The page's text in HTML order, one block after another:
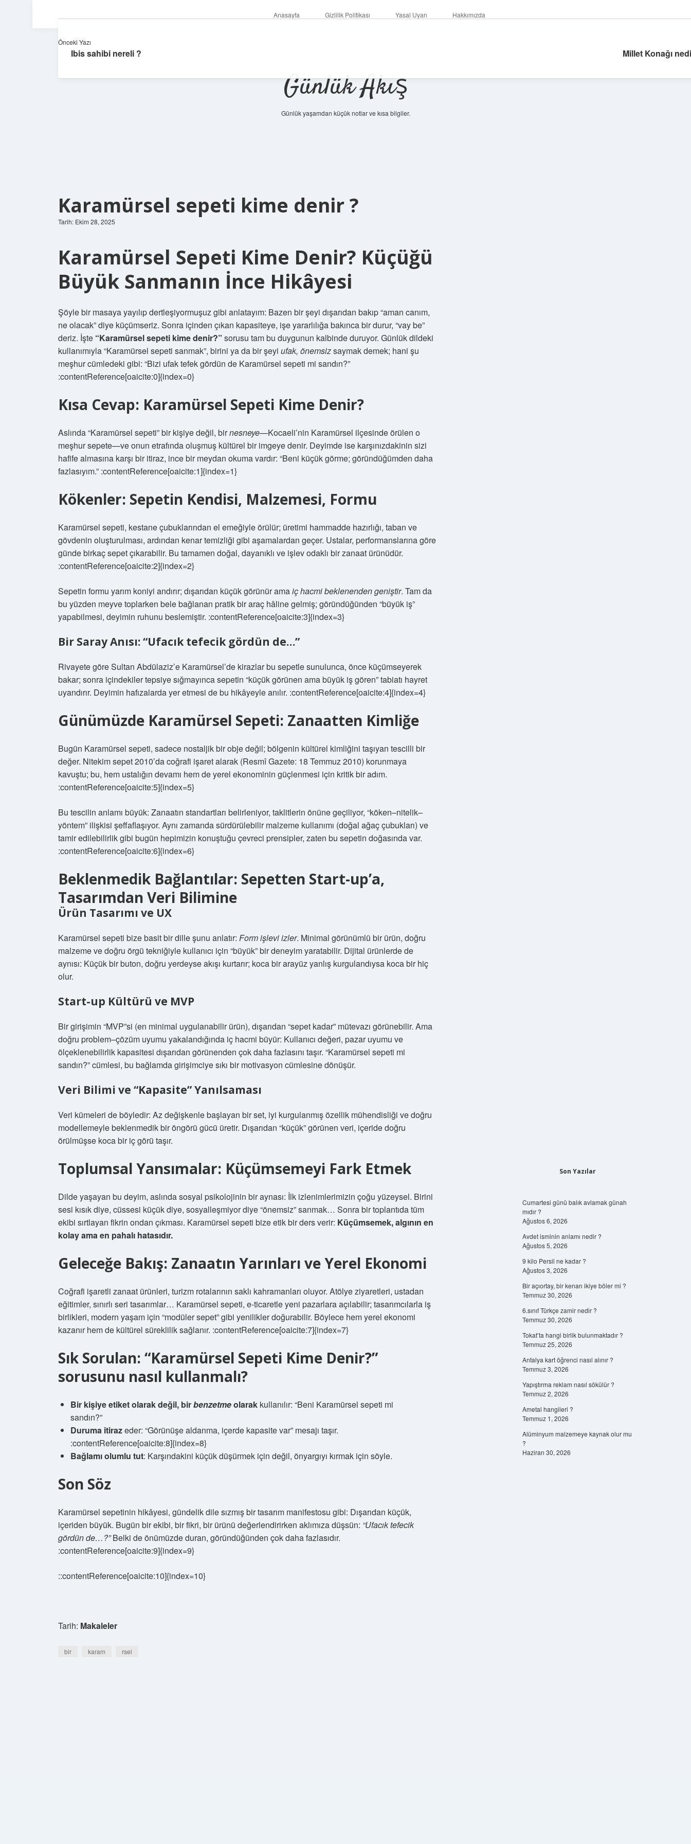
Anasayfa Gizlilik Politikası Yasal Uyarı Hakkımızda
Günlük Akış
Günlük yaşamdan küçük notlar ve kısa bilgiler.
Karamürsel sepeti kime denir ?
Tarih: Ekim 28, 2025
Karamürsel Sepeti Kime Denir? Küçüğü
Büyük Sanmanın İnce Hikâyesi
Şöyle bir masaya yayılıp dertleşiyormuşuz gibi anlatayım: Bazen bir şeyi dışarıdan bakıp “aman canım,
ne olacak” diye küçümseriz. Sonra içinden çıkan kapasiteye, işe yararlılığa bakınca bir durur, “vay be”
deriz. İşte “Karamürsel sepeti kime denir?” sorusu tam bu duygunun kalbinde duruyor. Günlük dildeki
kullanımıyla “Karamürsel sepeti sanmak”, birini ya da bir şeyi ufak, önemsizsaymak demek; hani şu
meşhur cümledeki gibi: “Bizi ufak tefek gördün de Karamürsel sepeti mi sandın?”
:contentReference[oaicite:0]{index=0}
Kısa Cevap: Karamürsel Sepeti Kime Denir?
Aslında “Karamürsel sepeti” bir kişiye değil, birnesneye—Kocaeli’nin Karamürsel ilçesinde örülen o
meşhur sepete—ve onun etrafında oluşmuş kültürel bir imgeye denir. Deyimde ise karşınızdakinin sizi
hafife almasına karşı bir itiraz, ince bir meydan okuma vardır: “Beni küçük görme; göründüğümden daha
fazlasıyım.” :contentReference[oaicite:1]{index=1}
Kökenler: Sepetin Kendisi, Malzemesi, Formu
Karamürsel sepeti, kestane çubuklarından el emeğiyle örülür; üretimi hammadde hazırlığı, taban ve
gövdenin oluşturulması, ardından kenar temizliği gibi aşamalardan geçer. Ustalar, performanslarına göre
günde birkaç sepet çıkarabilir. Bu tamamen doğal, dayanıklı ve işlev odaklı bir zanaat ürünüdür.
:contentReference[oaicite:2]{index=2}
Sepetin formu yarım koniyi andırır; dışarıdan küçük görünür amaiç hacmi beklenenden geniştir. Tam da
bu yüzden meyve toplarken bele bağlanan pratik bir araç hâline gelmiş; göründüğünden “büyük iş”
yapabilmesi, deyimin ruhunu beslemiştir. :contentReference[oaicite:3]{index=3}
Bir Saray Anısı: “Ufacık tefecik gördün de…”
Rivayete göre Sultan Abdülaziz’e Karamürsel’de kirazlar bu sepetle sunulunca, önce küçümseyerek
bakar; sonra içindekiler tepsiye sığmayınca sepetin “küçük görünen ama büyük iş gören” tabiatı hayret
uyandırır. Deyimin hafızalarda yer etmesi de bu hikâyeyle anılır. :contentReference[oaicite:4]{index=4}
Günümüzde Karamürsel Sepeti: Zanaatten Kimliğe
Bugün Karamürsel sepeti, sadece nostaljik bir obje değil; bölgenin kültürel kimliğini taşıyan tescilli bir
değer. Nitekim sepet 2010’da coğrafi işaret alarak (Resmî Gazete: 18 Temmuz 2010) korunmaya
kavuştu; bu, hem ustalığın devamı hem de yerel ekonominin güçlenmesi için kritik bir adım.
:contentReference[oaicite:5]{index=5}
Bu tescilin anlamı büyük: Zanaatın standartları belirleniyor, taklitlerin önüne geçiliyor, “köken–nitelik–
yöntem” ilişkisi şeffaflaşıyor. Aynı zamanda sürdürülebilir malzeme kullanımı (doğal ağaç çubukları) ve
tamir edilebilirlik gibi bugün hepimizin konuştuğu çevreci prensipler, zaten bu sepetin doğasında var.
:contentReference[oaicite:6]{index=6}
Beklenmedik Bağlantılar: Sepetten Start-up’a,
Tasarımdan Veri Bilimine
Ürün Tasarımı ve UX
Karamürsel sepeti bize basit bir dille şunu anlatır: Form işlevi izler. Minimal görünümlü bir ürün, doğru
malzeme ve doğru örgü tekniğiyle kullanıcı için “büyük” bir deneyim yaratabilir. Dijital ürünlerde de
aynısı: Küçük bir buton, doğru yerdeyse akışı kurtarır; koca bir arayüz yanlış kurgulandıysa koca bir hiç
olur.
Start-up Kültürü ve MVP
Bir girişimin “MVP”si (en minimal uygulanabilir ürün), dışarıdan “sepet kadar” mütevazı görünebilir. Ama
doğru problem–çözüm uyumu yakalandığında iç hacmi büyür: Kullanıcı değeri, pazar uyumu ve
ölçeklenebilirlik kapasitesi dışarıdan görünenden çok daha fazlasını taşır. “Karamürsel sepeti mi
sandın?” cümlesi, bu bağlamda girişimciye sıkı bir motivasyon cümlesine dönüşür.
Veri Bilimi ve “Kapasite” Yanılsaması
Veri kümeleri de böyledir: Az değişkenle başlayan bir set, iyi kurgulanmış özellik mühendisliği ve doğru
modellemeyle beklenmedik bir öngörü gücü üretir. Dışarıdan “küçük” görünen veri, içeride doğru
örülmüşse koca bir iç görü taşır.
Toplumsal Yansımalar: Küçümsemeyi Fark Etmek
Dilde yaşayan bu deyim, aslında sosyal psikolojinin bir aynası: İlk izlenimlerimizin çoğu yüzeysel. Birini
sesi kısık diye, cüssesi küçük diye, sosyalleşmiyor diye “önemsiz” sanmak… Sonra bir toplantıda tüm
ekibi sırtlayan fikrin ondan çıkması. Karamürsel sepeti bize etik bir ders verir: Küçümsemek, algının en
kolay ama en pahalı hatasıdır.
Geleceğe Bakış: Zanaatın Yarınları ve Yerel Ekonomi
Coğrafi işaretli zanaat ürünleri, turizm rotalarının saklı kahramanları oluyor. Atölye ziyaretleri, ustadan
eğitimler, sınırlı seri tasarımlar… Karamürsel sepeti, e-ticaretle yeni pazarlara açılabilir; tasarımcılarla iş
birlikleri, modern yaşam için “modüler sepet” gibi yenilikler doğurabilir. Böylece hem yerel ekonomi
kazanır hem de kültürel süreklilik sağlanır. :contentReference[oaicite:7]{index=7}
Sık Sorulan: “Karamürsel Sepeti Kime Denir?”
sorusunu nasıl kullanmalı?
Bir kişiye etiket olarak değil, birbenzetmeolarak kullanılır: “Beni Karamürsel sepeti mi
sandın?”
Duruma itirazeder: “Görünüşe aldanma, içerde kapasite var” mesajı taşır.
:contentReference[oaicite:8]{index=8}
Bağlamı olumlu tut: Karşındakini küçük düşürmek için değil, önyargıyı kırmak için söyle.
Son Söz
Karamürsel sepetinin hikâyesi, gündelik dile sızmış bir tasarım manifestosu gibi: Dışarıdan küçük,
içeriden büyük. Bugün bir ekibi, bir fikri, bir ürünü değerlendirirken aklımıza düşsün: “Ufacık tefecik
gördün de…?”Belki de önümüzde duran, göründüğünden çok daha fazlasıdır.
:contentReference[oaicite:9]{index=9}
::contentReference[oaicite:10]{index=10}
Tarih: Makaleler
bir karam rsel
Önceki Yazı
Ibis sahibi nereli ? Millet Konağı
Son Yazılar
Cumartesi günü balık avlamak günah
mıdır ?
Ağustos 6, 2026
Avdet isminin anlamı nedir ?
Ağustos 5, 2026
9 kilo Persil ne kadar ?
Ağustos 3, 2026
Bir açıortay, bir kenarı ikiye böler mi ?
Temmuz 30, 2026
6.sınıf Türkçe zamir nedir ?
Temmuz 30, 2026
Tokat’ta hangi birlik bulunmaktadır ?
Temmuz 25, 2026
Antalya kart öğrenci nasıl alınır ?
Temmuz 3, 2026
Yapıştırma reklam nasıl sökülür ?
Temmuz 2, 2026
Ametal hangileri ?
Temmuz 1, 2026
Alüminyum malzemeye kaynak olur mu
?
Haziran 30, 2026